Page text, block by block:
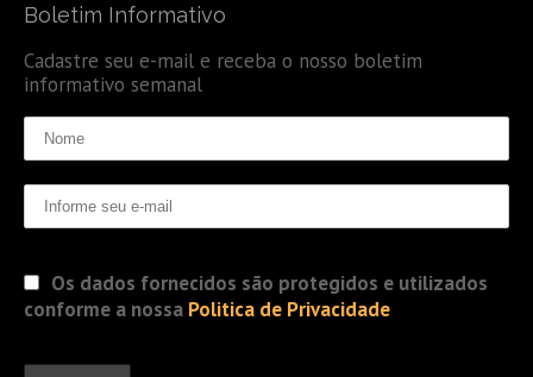
Boletim Informativo
Cadastre seu e-mail e receba o nosso boletim
informativo semanal
Os dados fornecidos são protegidos e utilizados
conforme a nossa Politica de Privacidade